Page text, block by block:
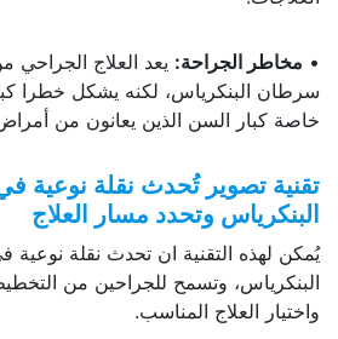
• مخاطر الجراحة: يعد العلاج الجراحي
سرطان البنكرياس، لكنه يشكل خطرا
خاصة كبار السن الذين يعانون من
تقنية تصوير تُحدث نقلة نوعية
البنكرياس وتحدد مسار العلاج
يُمكن لهذه التقنية ان تحدث نقلة
البنكرياس، وتسمح للجراحين من
واختيار العلاج المناسب.